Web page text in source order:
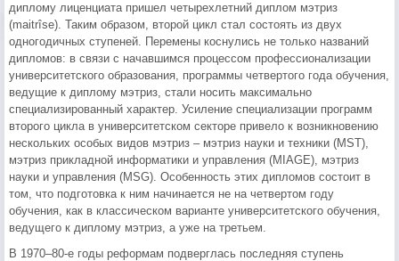
диплому лиценциата пришел четырехлетний диплом мэтриз
(maitrîse). Таким образом, второй цикл стал состоять из двух
одногодичных ступеней. Перемены коснулись не только названий
дипломов: в связи с начавшимся процессом профессионализации
университетского образования, программы четвертого года обучения,
ведущие к диплому мэтриз, стали носить максимально
специализированный характер. Усиление специализации программ
второго цикла в университетском секторе привело к возникновению
нескольких особых видов мэтриз – мэтриз науки и техники (MST),
мэтриз прикладной информатики и управления (MIAGE), мэтриз
науки и управления (MSG). Особенность этих дипломов состоит в
том, что подготовка к ним начинается не на четвертом году
обучения, как в классическом варианте университетского обучения,
ведущего к диплому мэтриз, а уже на третьем.
В 1970–80-е годы реформам подверглась последняя ступень